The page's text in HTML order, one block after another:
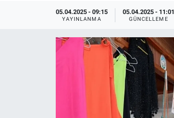
05.04.2025 - 09:15
YAYINLANMA
05.04.2025 - 11:01
GÜNCELLEME